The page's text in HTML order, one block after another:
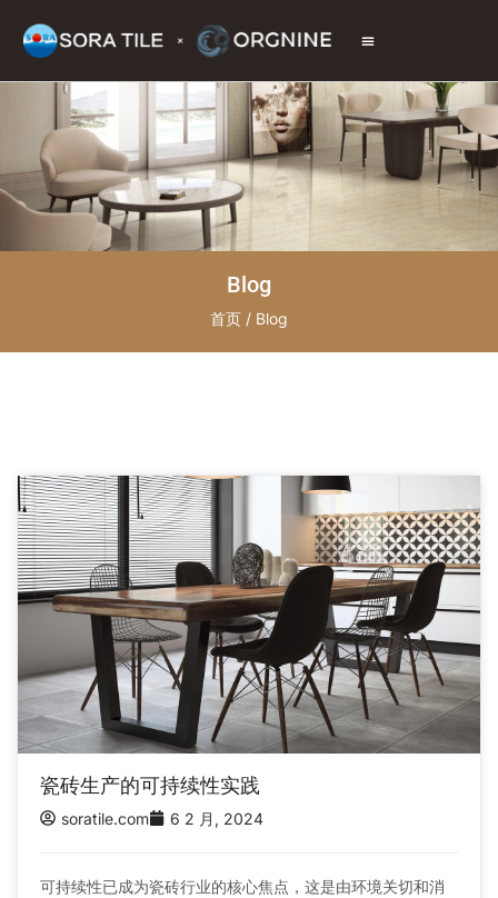
Blog
首页 / Blog
瓷砖生产的可持续性实践
soratile.com 6 2 月, 2024
可持续性已成为瓷砖行业的核心焦点，这是由环境关切和消